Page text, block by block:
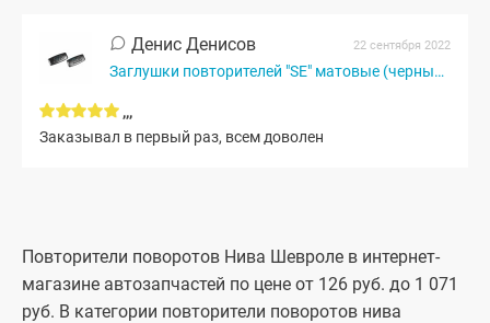
Денис Денисов 22 сентября 2022
Заглушки повторителей "SE" матовые (черный мат)
,,,
Заказывал в первый раз, всем доволен
Повторители поворотов Нива Шевроле в интернет-
магазине автозапчастей по цене от 126 руб. до 1 071
руб. В категории повторители поворотов нива